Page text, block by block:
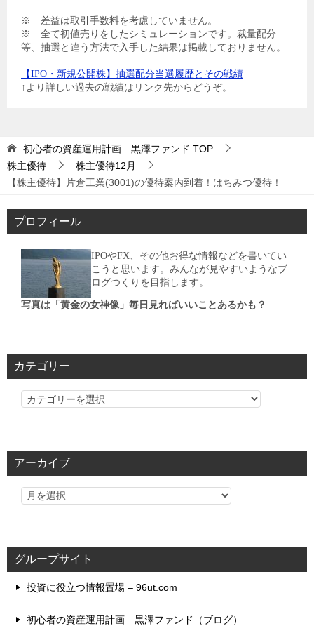
※ 差益は取引手数料を考慮していません。
※ 全て初値売りをしたシミュレーションです。裁量配分
等、抽選と違う方法で入手した結果は掲載しておりません。
【IPO・新規公開株】抽選配分当選履歴とその戦績
↑より詳しい過去の戦績はリンク先からどうぞ。
初心者の資産運用計画 黒澤ファンド TOP
株主優待
株主優待12月
【株主優待】片倉工業(3001)の優待案内到着！はちみつ優待！
プロフィール
IPOやFX、その他お得な情報などを書いてい
こうと思います。みんなが見やすいようなブ
ログつくりを目指します。
写真は「黄金の女神像」毎日見ればいいことあるかも？
カテゴリー
カ
リ
アーカイブ
グループサイト
投資に役立つ情報置場 – 96ut.com
初心者の資産運用計画 黒澤ファンド（ブログ）